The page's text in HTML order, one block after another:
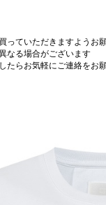
ていただきますようお
なる場合がございます
らお気軽にご連絡をお願